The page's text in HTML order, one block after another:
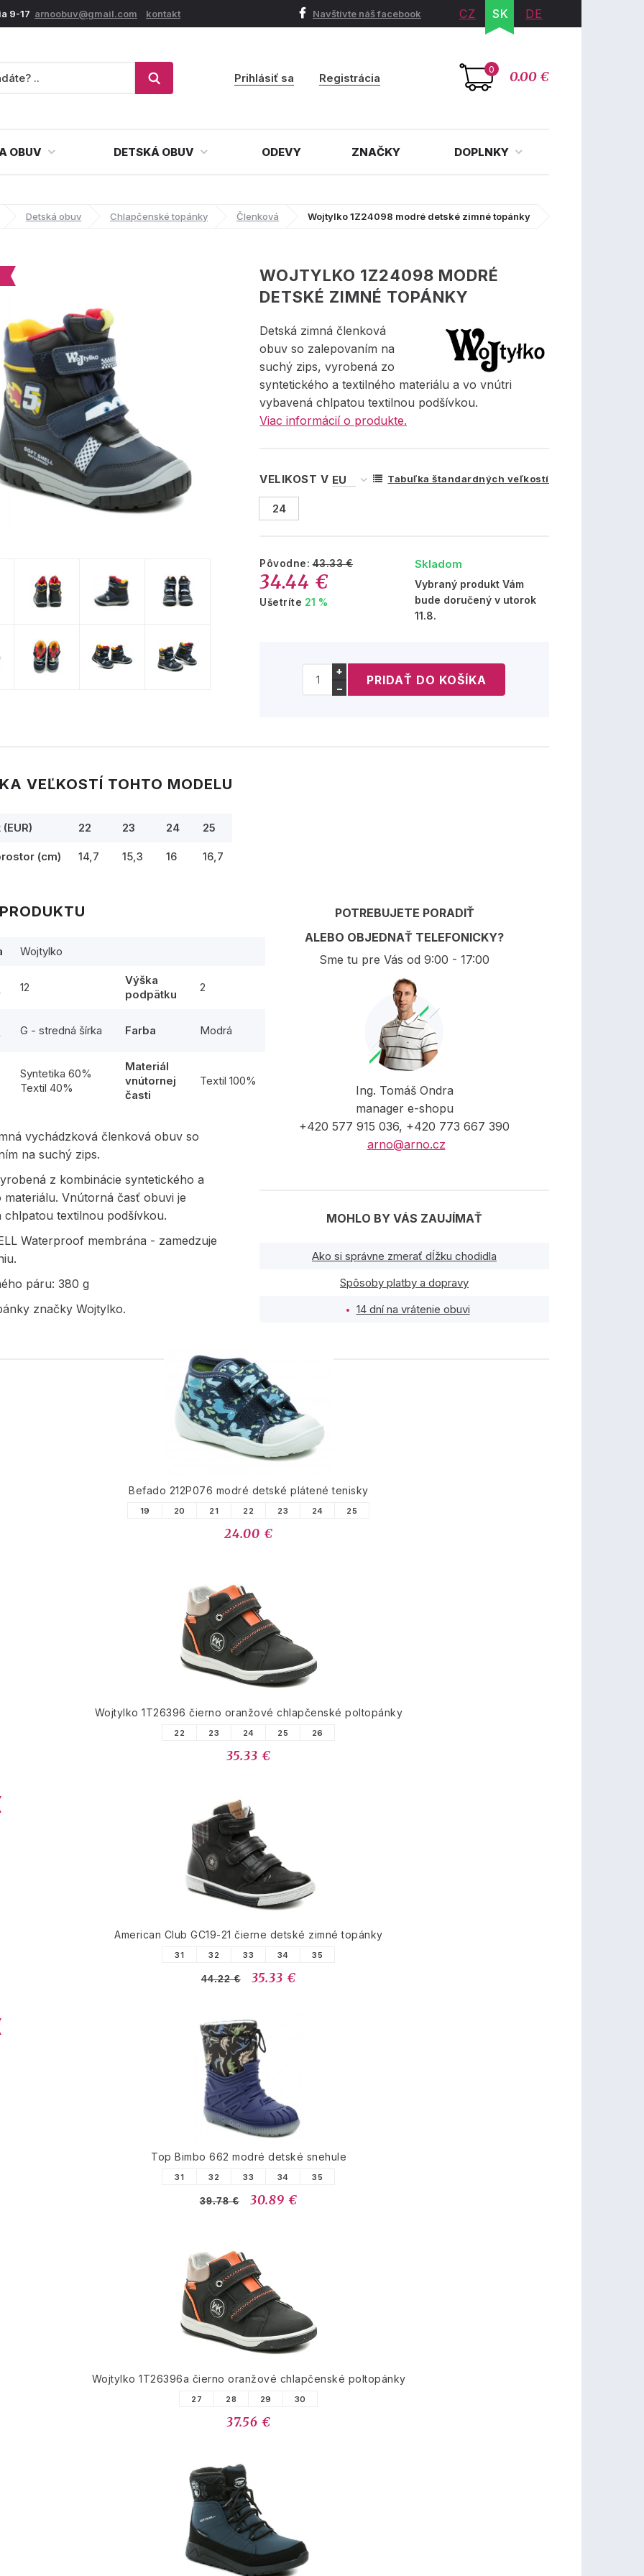
9-17 arnoobuv@gmail.com kontakt Navštívte náš facebook CZ SK DE
0 0.00 €
Prihlásiť sa Registrácia
OBUV DETSKÁ OBUV ODEVY ZNAČKY DOPLNKY
Detská obuv Chlapčenské topánky Členková Wojtylko 1Z24098 modré detské zimné topánky
WOJTYLKO 1Z24098 MODRÉ
DETSKÉ ZIMNÉ TOPÁNKY
Detská zimná členková
obuv so zalepovaním na
suchý zips, vyrobená zo
syntetického a textilného materiálu a vo vnútri
vybavená chlpatou textilnou podšívkou.
Viac informácií o produkte.
VELIKOST V Tabuľka štandardných veľkostí
24
Pôvodne:43.33 €
34.44 €
Ušetríte 21 %
Skladom
Vybraný produkt Vám
bude doručený v utorok
11.8.
+
−
VEĽKOSTÍ TOHTO MODELU
22 23 24 25
(cm) 14,7 15,3 16 16,7
Wojtylko
12
Výška
podpätku
2
G - stredná šírka Farba Modrá
Syntetika 60%
Textil 40%
Materiál
vnútornej
časti
Textil 100%
vychádzková členková obuv so
na suchý zips.
z kombinácie syntetického a
materiálu. Vnútorná časť obuvi je
chlpatou textilnou podšívkou.
Waterproof membrána - zamedzuje
páru: 380 g
značky Wojtylko.
POTREBUJETE PORADIŤ
ALEBO OBJEDNAŤ TELEFONICKY?
Sme tu pre Vás od 9:00 - 17:00
Ing. Tomáš Ondra
manager e-shopu
+420 577 915 036, +420 773 667 390
arno@arno.cz
MOHLO BY VÁS ZAUJÍMAŤ
Ako si správne zmerať dĺžku chodidla
Spôsoby platby a dopravy
14 dní na vrátenie obuvi
PODOBNÉ PRODUKTY
Befado 212P076 modré detské plátené tenisky
19 20 21 22 23 24 25
24.00 €
Wojtylko 1T26396 čierno oranžové chlapčenské poltopánky
22 23 24 25 26
35.33 €
American Club GC19-21 čierne detské zimné topánky
31 32 33 34 35
44.22 € 35.33 €
Top Bimbo 662 modré detské snehule
31 32 33 34 35
39.78 € 30.89 €
Wojtylko 1T26396a čierno oranžové chlapčenské poltopánky
27 28 29 30
37.56 €